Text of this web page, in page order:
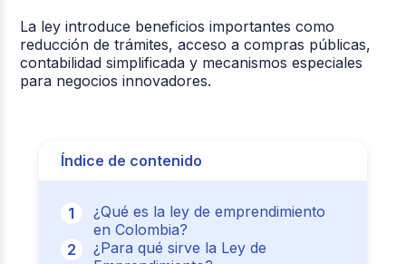
La ley introduce beneficios importantes como
reducción de trámites, acceso a compras públicas,
contabilidad simplificada y mecanismos especiales
para negocios innovadores.
Índice de contenido
¿Qué es la ley de emprendimiento
en Colombia?
¿Para qué sirve la Ley de